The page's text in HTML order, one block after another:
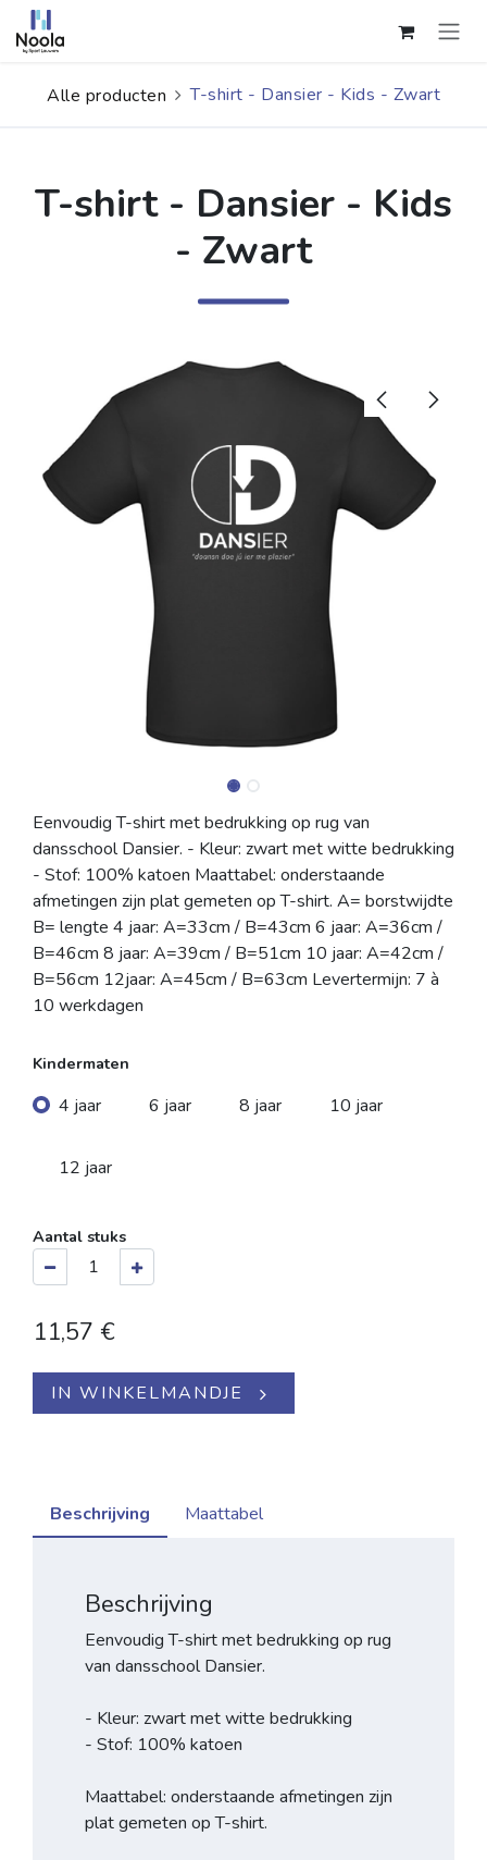
Overslaan naar inhoud
Alle producten T-shirt - Dansier - Kids - Zwart
T-shirt - Dansier - Kids
- Zwart
Eenvoudig T-shirt met bedrukking op rug van
dansschool Dansier. - Kleur: zwart met witte bedrukking
- Stof: 100% katoen Maattabel: onderstaande
afmetingen zijn plat gemeten op T-shirt. A= borstwijdte
B= lengte 4 jaar: A=33cm / B=43cm 6 jaar: A=36cm /
B=46cm 8 jaar: A=39cm / B=51cm 10 jaar: A=42cm /
B=56cm 12jaar: A=45cm / B=63cm Levertermijn: 7 à
10 werkdagen
Kindermaten
4 jaar 6 jaar 8 jaar 10 jaar
12 jaar
Aantal stuks
11,57 €
IN WINKELMANDJE
Beschrijving Maattabel
Beschrijving
Eenvoudig T-shirt met bedrukking op rug
van dansschool Dansier.
- Kleur: zwart met witte bedrukking
- Stof: 100% katoen
Maattabel: onderstaande afmetingen zijn
plat gemeten op T-shirt.